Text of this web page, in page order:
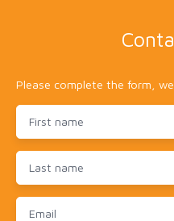
Please complete the form,
First name
Last name
Email